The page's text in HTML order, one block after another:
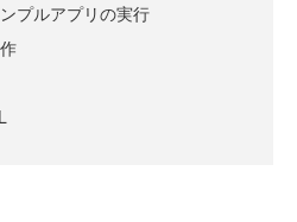
プルアプリの実行